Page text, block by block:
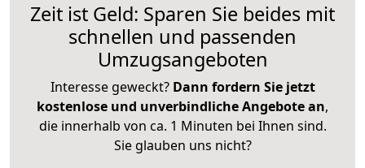
Zeit ist Geld: Sparen Sie beides mit
schnellen und passenden
Umzugsangeboten
Interesse geweckt? Dann fordern Sie jetzt
kostenlose und unverbindliche Angebote an,
die innerhalb von ca. 1 Minuten bei Ihnen sind.
Sie glauben uns nicht?